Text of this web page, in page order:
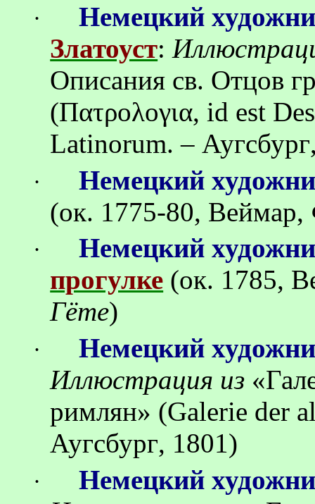
·
Немецкий
Златоуст:
Описания св. Отцов
(Πατρολογια, id est
Latinorum. – Аугсбург
·
Немецкий
(ок. 1775-80, Веймар,
·
Немецкий
прогулке (ок. 1785,
Гёте)
·
Немецкий
Иллюстрация из «
римлян» (Galerie der
Аугсбург, 1801)
·
Немецкий